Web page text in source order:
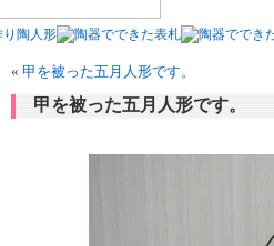
« 甲を被った五月人形です。
甲を被った五月人形です。